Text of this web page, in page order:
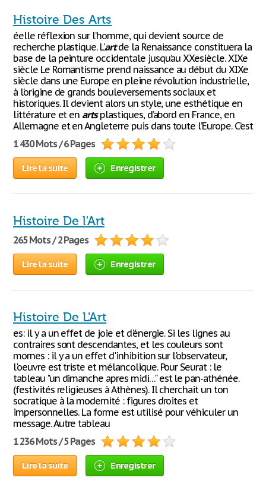
Histoire Des Arts
éelle réflexion sur l’homme, qui devient source de
recherche plastique. L’artde la Renaissance constituera la
base de la peinture occidentale jusqu’au XXesiècle. XIXe
siècle Le Romantisme prend naissance au début du XIXe
siècle dans une Europe en pleine révolution industrielle,
à l’origine de grands bouleversements sociaux et
historiques. Il devient alors un style, une esthétique en
littérature et en artsplastiques, d’abord en France, en
Allemagne et en Angleterre puis dans toute l’Europe. C’est
1 430 Mots / 6 Pages
Lire la suite Enregistrer
Histoire De l'Art
265 Mots / 2 Pages
Lire la suite Enregistrer
Histoire De L'Art
es: il y a un effet de joie et d'énergie. Si les lignes au
contraires sont descendantes, et les couleurs sont
mornes : il y a un effet d'inhibition sur l'observateur,
l'oeuvre est triste et mélancolique. Pour Seurat : le
tableau "un dimanche apres midi…" est le pan-athénée.
(festivités religieuses à Athènes). Il cherchait un ton
socratique à la modernité : figures droites et
impersonnelles. La forme est utilisé pour véhiculer un
message. Autre tableau
1 236 Mots / 5 Pages
Lire la suite Enregistrer